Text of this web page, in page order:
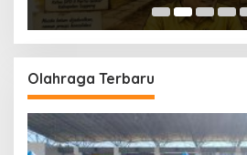
Olahraga Terbaru